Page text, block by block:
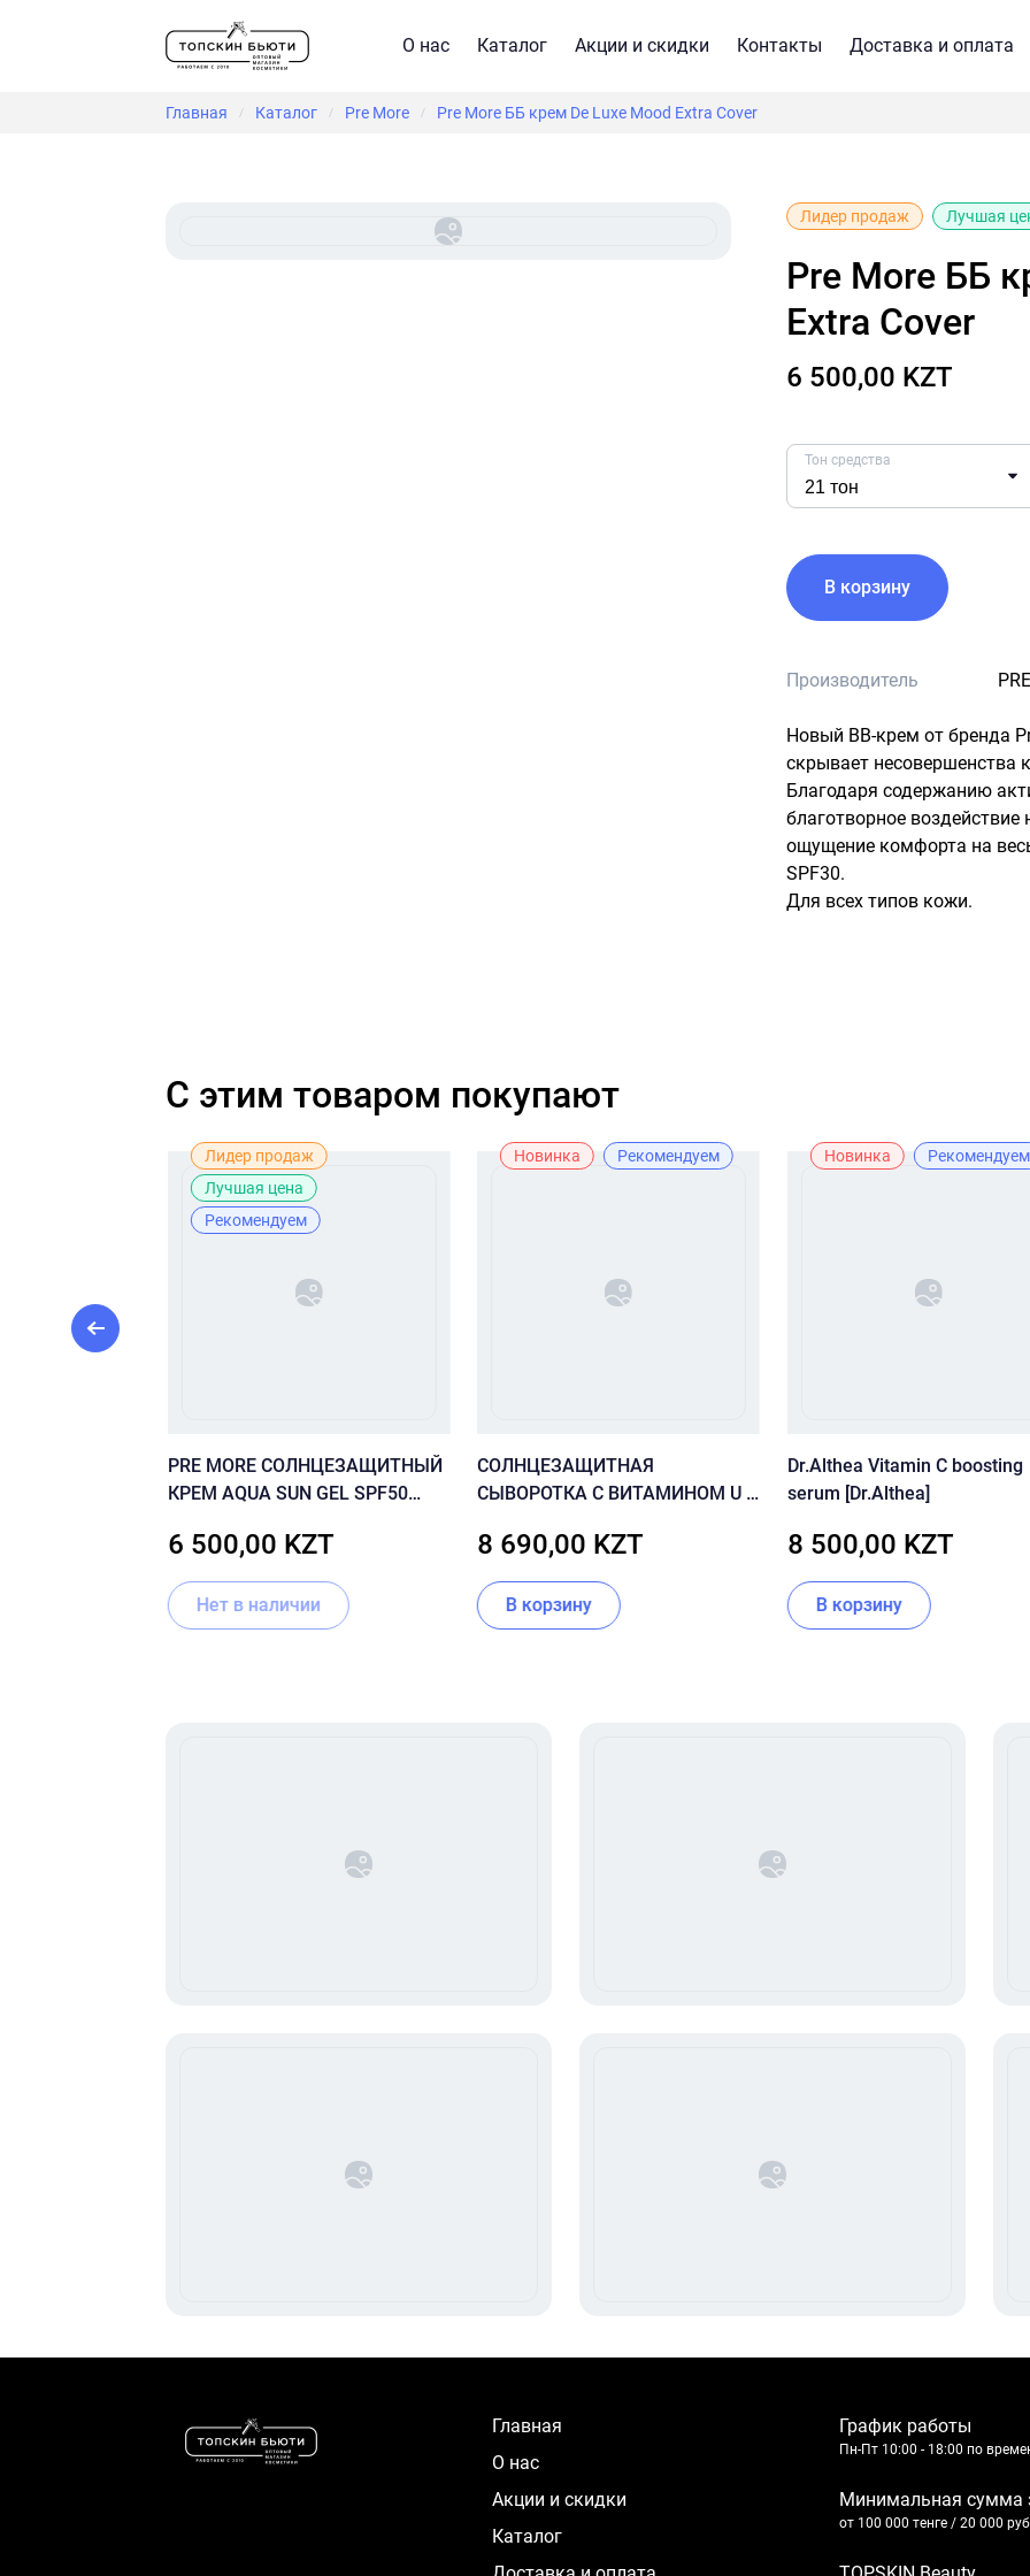
О нас Каталог Акции и скидки Контакты Доставка и оплата
Главная / Каталог / Pre More / Pre More ББ крем De Luxe Mood Extra Cover
Лидер продаж Лучшая
Pre More ББ крем De Luxe Mood
Extra Cover
6 500,00 KZT
Тон средства
В корзину
Производитель
Новый ВВ-крем от бренда
скрывает несовершенства
Благодаря содержанию
благотворное
ощущение комфорта на
SPF30.
Для всех типов кожи.
C этим товаром покупают
Лидер продаж
Лучшая цена
Рекомендуем
PRE MORE СОЛНЦЕЗАЩИТНЫЙ
КРЕМ AQUA SUN GEL SPF50
6 500,00 KZT
Нет в наличии
Новинка Рекомендуем
СОЛНЦЕЗАЩИТНАЯ
СЫВОРОТКА С ВИТАМИНОМ U И
SERUM SPF 50+ PA++++
8 690,00 KZT
В корзину
Новинка Рекомендуем
Dr.Althea Vitamin C boosting
serum [Dr.Althea]
8 500,00 KZT
В корзину
Главная
О нас
Акции и скидки
Каталог
График работы
Пн-Пт 10:00 - 18:00 по
Минимальная сумма
от 100 000 тенге / 20 000